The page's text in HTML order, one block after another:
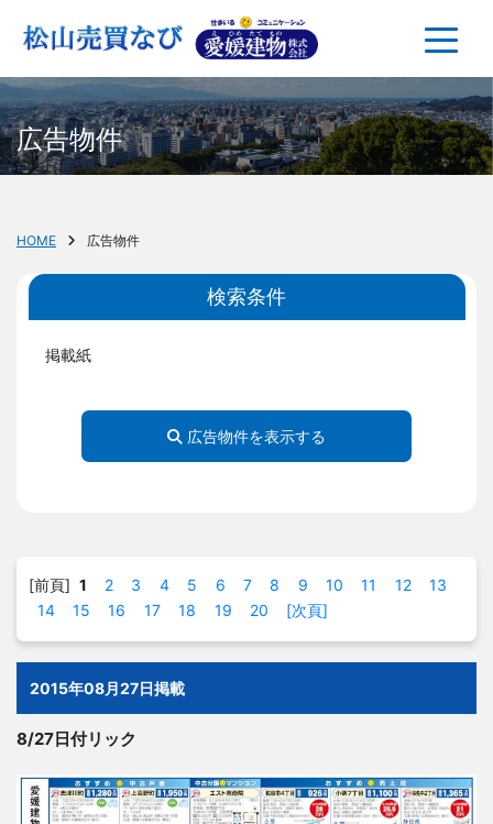
広告物件
HOME 広告物件
検索条件
掲載紙
広告物件を表示する
[前頁] 1 2 3 4 5 6 7 8 9 10 11 12
13
14
15 16 17 18 19 20 [次頁]
2015年08月27日掲載
8/27日付リック